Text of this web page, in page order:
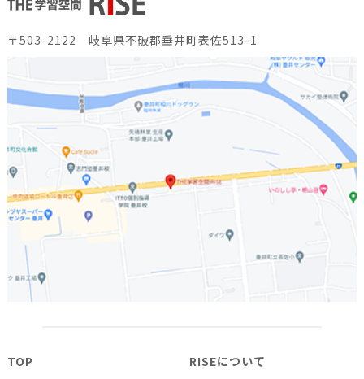
〒503-2122 岐阜県不破郡垂井町表佐513-1
TOP
RISEについて